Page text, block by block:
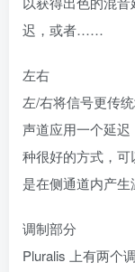
迟，或者……
左右
左/右将信号更传
声道应用一个延
种很好的方式，
是在侧通道内产生
调制部分
Pluralis 上有两个